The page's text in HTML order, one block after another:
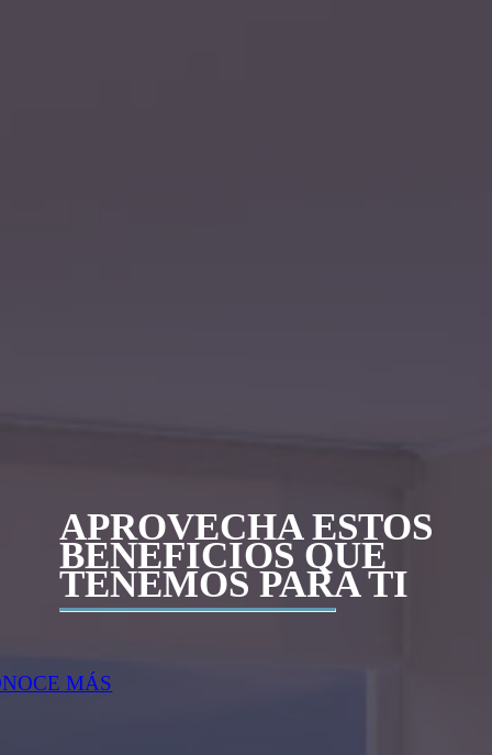
APROVECHA ESTOS
BENEFICIOS QUE
TENEMOS PARA TI
MÁS